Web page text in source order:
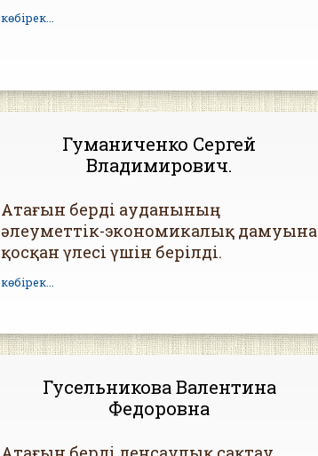
көбірек...
Гуманиченко Сергей
Владимирович.
Атағын берді ауданының
әлеуметтік-экономикалық дамуына
қосқан үлесі үшін берілді.
көбірек...
Гусельникова Валентина
Федоровна